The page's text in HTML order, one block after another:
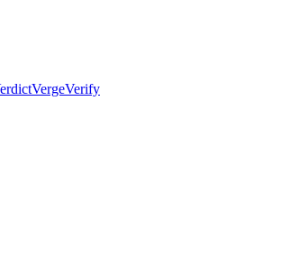
VergeVerify